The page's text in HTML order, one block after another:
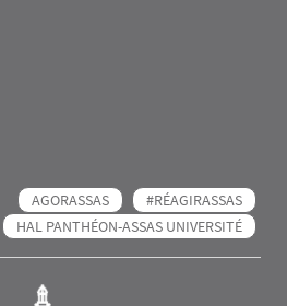
AGORASSAS
#RÉAGIRASSAS
HAL PANTHÉON-ASSAS UNIVERSITÉ